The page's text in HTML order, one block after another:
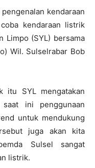
kendaraan
kendaraan listrik
Limpo (SYL) bersama
Wil. Sulselrabar Bob
itu SYL mengatakan
ini penggunaan
untuk mendukung
juga akan kita
Sulsel sangat
listrik.